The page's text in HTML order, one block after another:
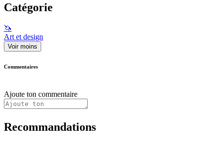
Catégorie
🦄
Art et design
Voir moins
Commentaires
Ajoute ton commentaire
Recommandations